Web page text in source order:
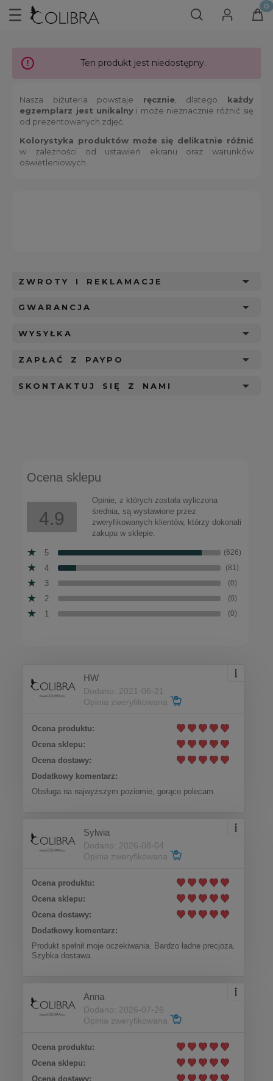
Ten produkt jest niedostępny.
Nasza biżuteria powstaje ręcznie, dlatego każdy
egzemplarz jest unikalnyi może nieznacznie różnić się
od prezentowanych zdjęć.
Kolorystyka produktów może się delikatnie różnić
w zależności od ustawień ekranu oraz warunków
oświetleniowych.
ZWROTY I REKLAMACJE
GWARANCJA
WYSYŁKA
ZAPŁAĆ Z PAYPO
SKONTAKTUJ SIĘ Z NAMI
Ocena sklepu
4.9
Opinie, z których została wyliczona
średnia, są wystawione przez
zweryfikowanych klientów, którzy dokonali
zakupu w sklepie.
5 (626)
4 (81)
3 (0)
2 (0)
1 (0)
HW
Dodano: 2021-06-21
Opinia zweryfikowana
Ocena produktu:
Ocena sklepu:
Ocena dostawy:
Dodatkowy komentarz:
Obsługa na najwyższym poziomie, gorąco polecam.
Sylwia
Dodano: 2026-08-04
Opinia zweryfikowana
Ocena produktu:
Ocena sklepu:
Ocena dostawy:
Dodatkowy komentarz:
Produkt spełnił moje oczekiwania. Bardzo ładne precjoza.
Szybka dostawa.
Anna
Dodano: 2026-07-26
Opinia zweryfikowana
Ocena produktu:
Ocena sklepu:
Ocena dostawy: